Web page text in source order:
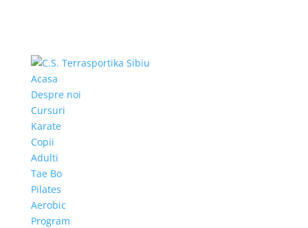
Acasa
Despre noi
Cursuri
Karate
Copii
Adulti
Tae Bo
Pilates
Aerobic
Program